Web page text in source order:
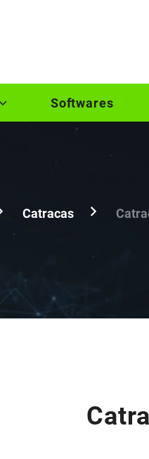
Softwares
Catracas